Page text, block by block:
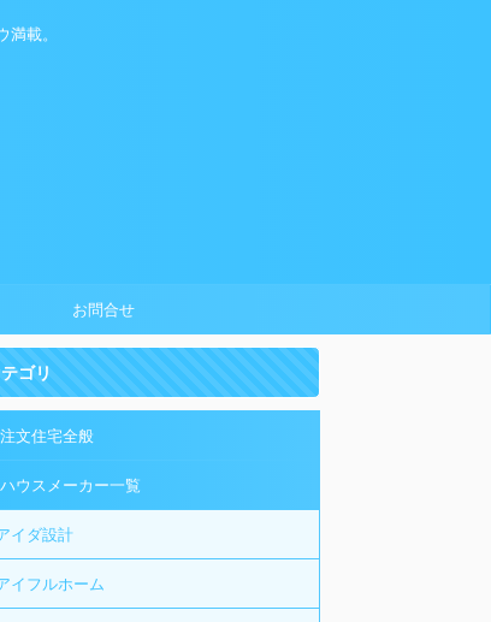
載。
お問合せ
ゴリ
注文住宅全般
ハウスメーカー一覧
イダ設計
イフルホーム